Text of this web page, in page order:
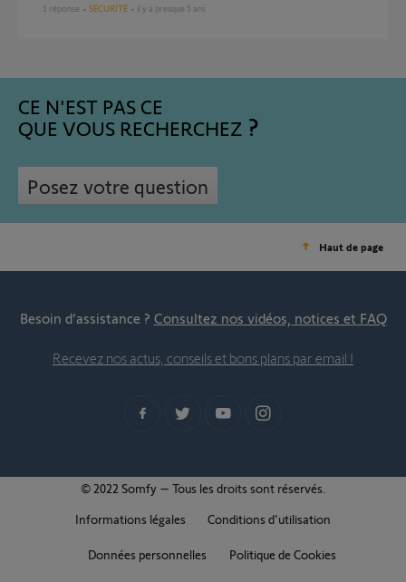
1 réponse SÉCURITÉ il y a presque 5 ans
CE N'EST PAS CE
QUE VOUS RECHERCHEZ
Posez votre question
Haut de page
Besoin d’assistance ? Consultez nos vidéos, notices et FAQ
Recevez nos actus, conseils et bons plans par email !
© 2022 Somfy – Tous les droits sont réservés.
Informations légales
Conditions d'utilisation
Données personnelles Politique de Cookies